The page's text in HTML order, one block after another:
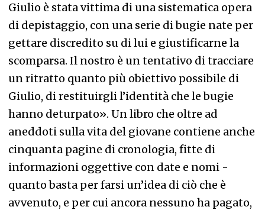
Giulio è stata vittima di una sistematica opera
di depistaggio, con una serie di bugie nate per
gettare discredito su di lui e giustificarne la
scomparsa. Il nostro è un tentativo di tracciare
un ritratto quanto più obiettivo possibile di
Giulio, di restituirgli l’identità che le bugie
hanno deturpato». Un libro che oltre ad
aneddoti sulla vita del giovane contiene anche
cinquanta pagine di cronologia, fitte di
informazioni oggettive con date e nomi -
quanto basta per farsi un’idea di ciò che è
avvenuto, e per cui ancora nessuno ha pagato,